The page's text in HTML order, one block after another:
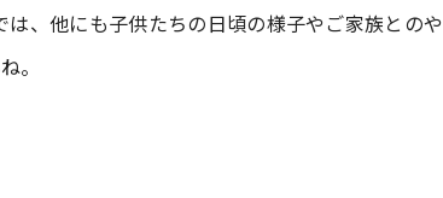
、他にも子供たちの日頃の様子やご家族とのや
。